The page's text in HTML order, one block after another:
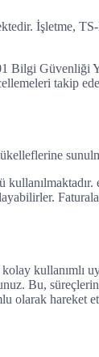
Bilgi
takip
kolay kullanımlı u
uz. Bu, süreçlerin
olarak hareket